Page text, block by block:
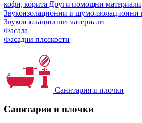
кофи, корита Други помощни материали
Звукоизолационни и шумоизолационни
Звукоизолационни материали
Фасада
Фасадни плоскости
Санитария и плочки
Санитария и плочки